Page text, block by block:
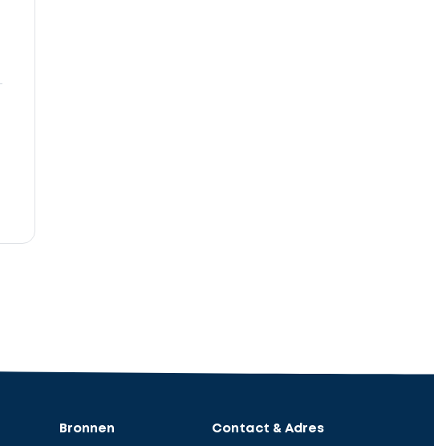
Bronnen Contact & Adres